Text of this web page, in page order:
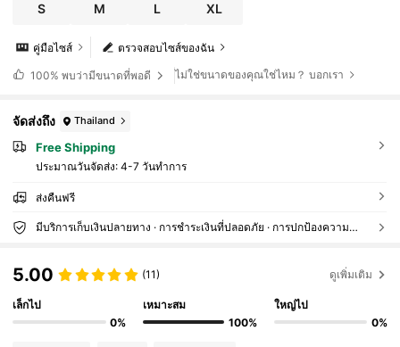
S M L XL
ตรวจสอบไซส์ของฉัน
คู่มือไซส์
100% พบว่ามีขนาดที่พอดี ไม่ใช่ขนาดของคุณใช่ไหม？ บอกเรา
จัดส่งถึง Thailand
Free Shipping
ประมาณวันจัดส่ง: 4-7 วันทำการ
ส่งคืนฟรี
มีบริการเก็บเงินปลายทาง · การชำระเงินที่ปลอดภัย · การปกป้องความเป็นส่วนตัว
5.00 (11) ดูเพิ่มเติม
เล็กไป
0%
เหมาะสม
100%
ใหญ่ไป
0%